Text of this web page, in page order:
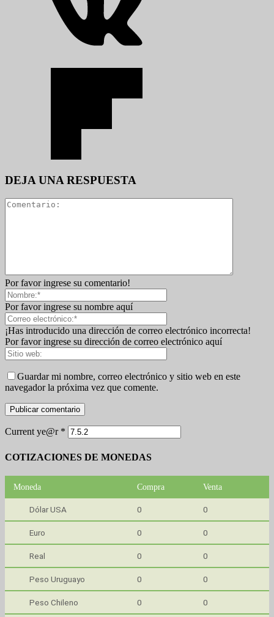
DEJA UNA RESPUESTA
Por favor ingrese su comentario!
Por favor ingrese su nombre aquí
¡Has introducido una dirección de correo electrónico incorrecta!
Por favor ingrese su dirección de correo electrónico aquí
Guardar mi nombre, correo electrónico y sitio web en este
navegador la próxima vez que comente.
Current ye@r *
COTIZACIONES DE MONEDAS
Moneda Compra Venta
Dólar USA 0 0
Euro 0 0
Real 0 0
Peso Uruguayo 0 0
Peso Chileno 0 0